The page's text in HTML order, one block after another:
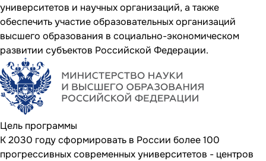
университетов и научных организаций, а также
обеспечить участие образовательных организаций
высшего образования в социально-экономическом
развитии субъектов Российской Федерации.
Цель программы
К 2030 году сформировать в России более 100
прогрессивных современных университетов - центров